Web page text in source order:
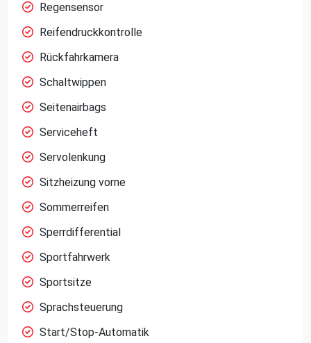
Regensensor
Reifendruckkontrolle
Rückfahrkamera
Schaltwippen
Seitenairbags
Serviceheft
Servolenkung
Sitzheizung vorne
Sommerreifen
Sperrdifferential
Sportfahrwerk
Sportsitze
Sprachsteuerung
Start/Stop-Automatik